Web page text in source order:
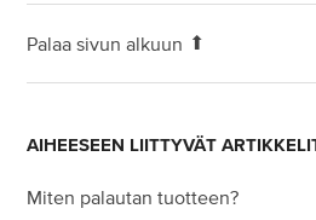
Palaa sivun alkuun
AIHEESEEN LIITTYVÄT
Miten palautan tuotteen?